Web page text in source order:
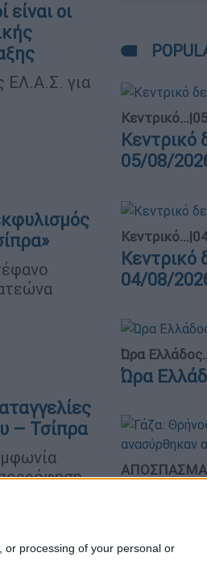
or processing of your personal or
οι
ΕΛ.Α.Σ. για
– Τσίπρα
Κεντρικό...|
Κεντρικό
05/08/
Κεντρικό...|
Κεντρικό
04/08/
Ώρα
Ώρα
Γάζα:
που